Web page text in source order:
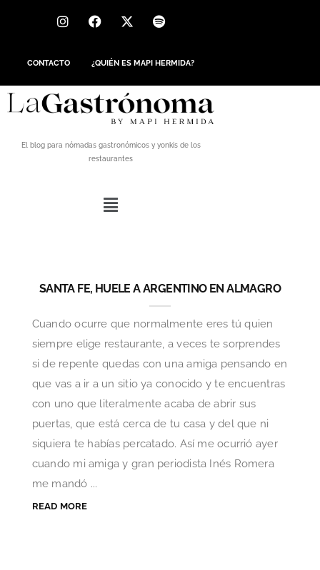
CONTACTO ¿QUIÉN ES MAPI HERMIDA?
El blog para nómadas gastronómicos y yonkis de los
restaurantes
SANTA FE, HUELE A ARGENTINO EN ALMAGRO
Cuando ocurre que normalmente eres tú quien
siempre elige restaurante, a veces te sorprendes
si de repente quedas con una amiga pensando en
que vas a ir a un sitio ya conocido y te encuentras
con uno que literalmente acaba de abrir sus
puertas, que está cerca de tu casa y del que ni
siquiera te habías percatado. Así me ocurrió ayer
cuando mi amiga y gran periodista Inés Romera
me mandó ...
READ MORE